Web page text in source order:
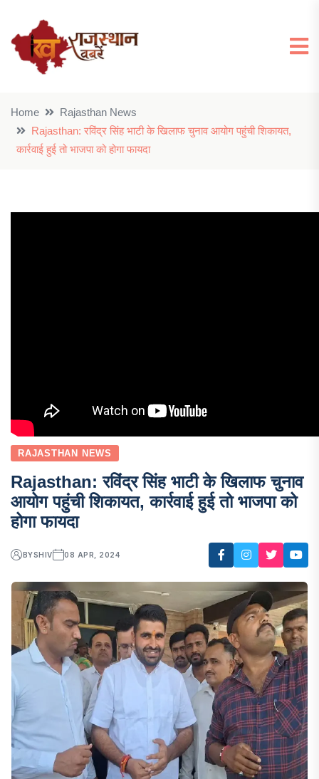
Home
Rajasthan News
Rajasthan: रविंद्र सिंह भाटी के खिलाफ चुनाव आयोग पहुंची शिकायत,
कार्रवाई हुई तो भाजपा को होगा फायदा
RAJASTHAN NEWS
Rajasthan: रविंद्र सिंह भाटी के खिलाफ चुनाव
आयोग पहुंची शिकायत, कार्रवाई हुई तो भाजपा को
होगा फायदा
BYSHIV 08 APR, 2024